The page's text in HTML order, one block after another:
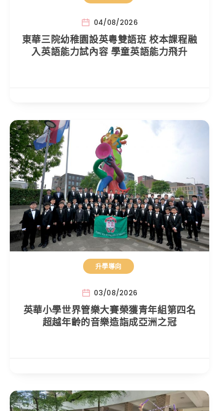
04/08/2026
東華三院幼稚園設英粵雙語班 校本課程融
入英語能力試內容 學童英語能力飛升
升學導向
03/08/2026
英華小學世界管樂大賽榮獲青年組第四名
超越年齡的音樂造詣成亞洲之冠